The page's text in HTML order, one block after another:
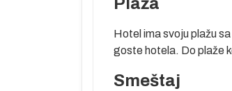
Hotel ima svoju plažu
goste hotela. Do plaže
Smeštaj